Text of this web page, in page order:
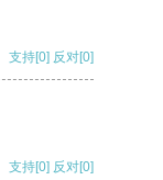
支持[0] 反对[0]
支持[0] 反对[0]